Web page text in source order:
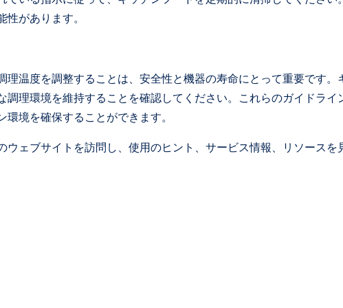
があります。
温度を調整することは、安全性と機器の寿命にとって重要です。
理環境を維持することを確認してください。これらのガイドライ
境を確保することができます。
ェブサイトを訪問し、使用のヒント、サービス情報、リソースを